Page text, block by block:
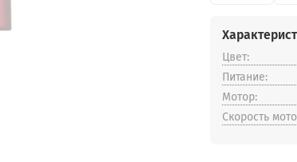
Цвет:
Питание:
Мотор:
Скорость